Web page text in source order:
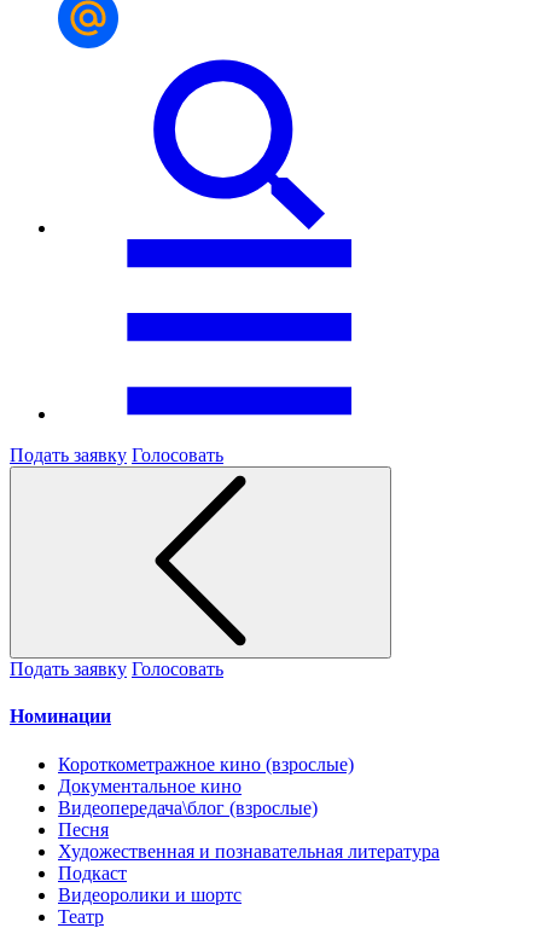
Подать заявку Голосовать
Подать заявку Голосовать
Номинации
Короткометражное кино (взрослые)
Документальное кино
Видеопередача\блог (взрослые)
Песня
Художественная и познавательная литература
Подкаст
Видеоролики и шортс
Театр